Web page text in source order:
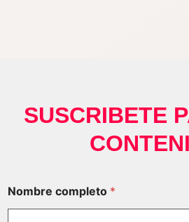
SUSCRIBETE
Nombre completo *